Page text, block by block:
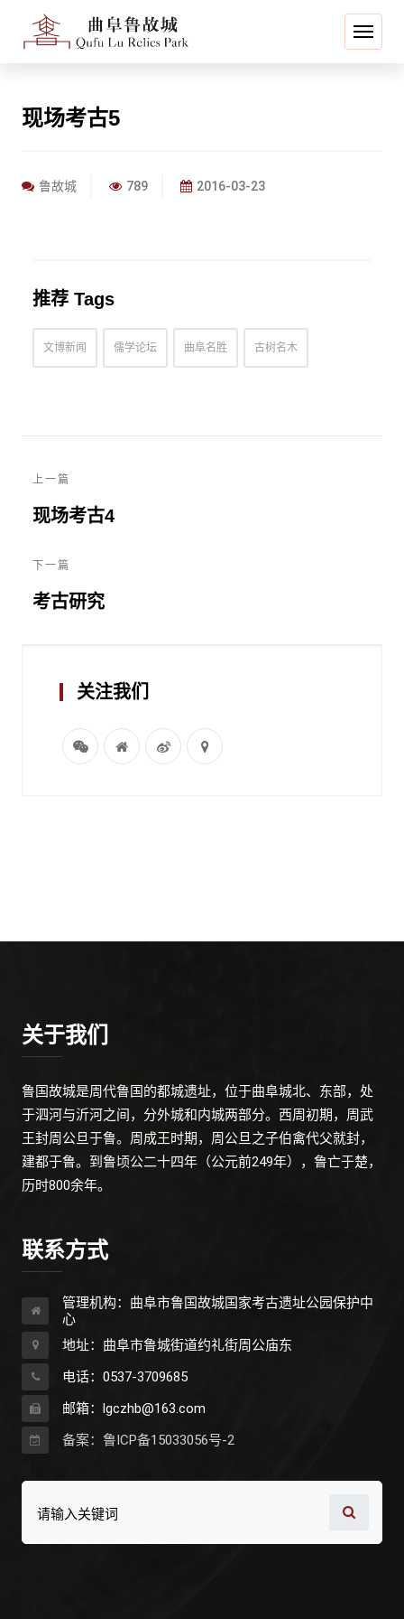
现场考古5
鲁故城 789 2016-03-23
推荐 Tags
文博新闻 儒学论坛 曲阜名胜 古树名木
上一篇
现场考古4
下一篇
考古研究
关注我们
关于我们
鲁国故城是周代鲁国的都城遗址，位于曲阜城北、东部，处
于泗河与沂河之间，分外城和内城两部分。西周初期，周武
王封周公旦于鲁。周成王时期，周公旦之子伯禽代父就封，
建都于鲁。到鲁顷公二十四年（公元前249年），鲁亡于楚，
历时800余年。
联系方式
管理机构：曲阜市鲁国故城国家考古遗址公园保护中
心
地址：曲阜市鲁城街道约礼街周公庙东
电话：0537-3709685
邮箱：lgczhb@163.com
备案：鲁ICP备15033056号-2